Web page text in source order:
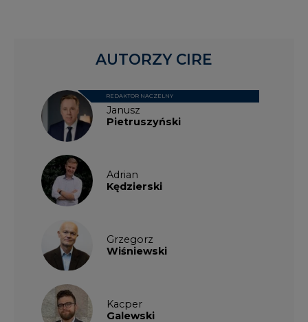
Janusz
Pietruszyński
REDAKTOR NACZELNY
Adrian
Kędzierski
Grzegorz
Wiśniewski
Kacper
Galewski
AUTORZY CIRE